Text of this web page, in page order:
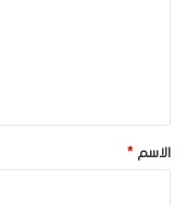
*
الاسم *